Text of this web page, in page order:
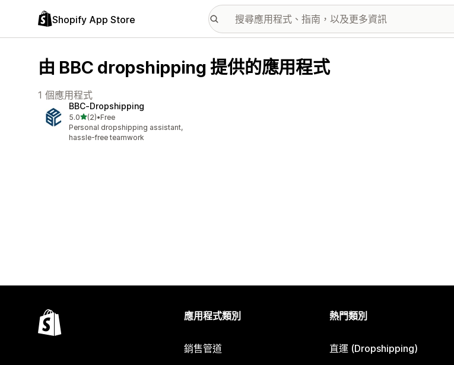
Shopify App Store
由 BBC dropshipping 提供的應用程式
1 個應用程式
BBC‑Dropshipping
5.0滿分 5 顆星
(2)
共有 2 則評價
•Free
Personal dropshipping assistant,
hassle-free teamwork
應用程式類別
銷售管道
熱門類別
直運 (Dropshipping)